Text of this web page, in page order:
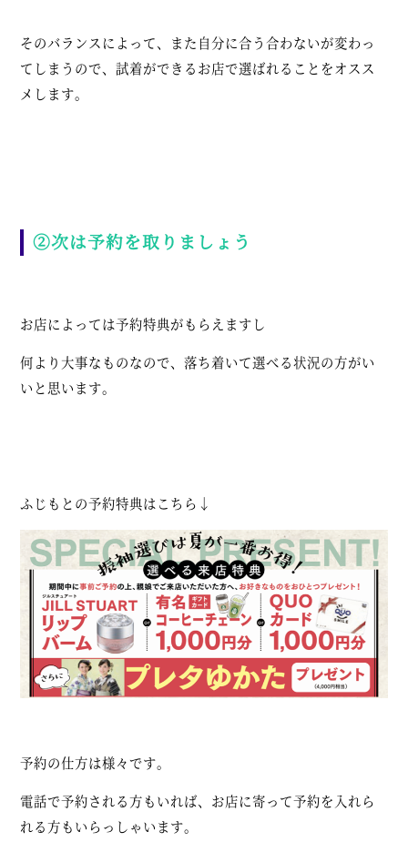
そのバランスによって、また自分に合う合わないが変わっ
てしまうので、試着ができるお店で選ばれることをオスス
メします。
②次は予約を取りましょう
お店によっては予約特典がもらえますし
何より大事なものなので、落ち着いて選べる状況の方がい
いと思います。
ふじもとの予約特典はこちら↓
予約の仕方は様々です。
電話で予約される方もいれば、お店に寄って予約を入れら
れる方もいらっしゃいます。